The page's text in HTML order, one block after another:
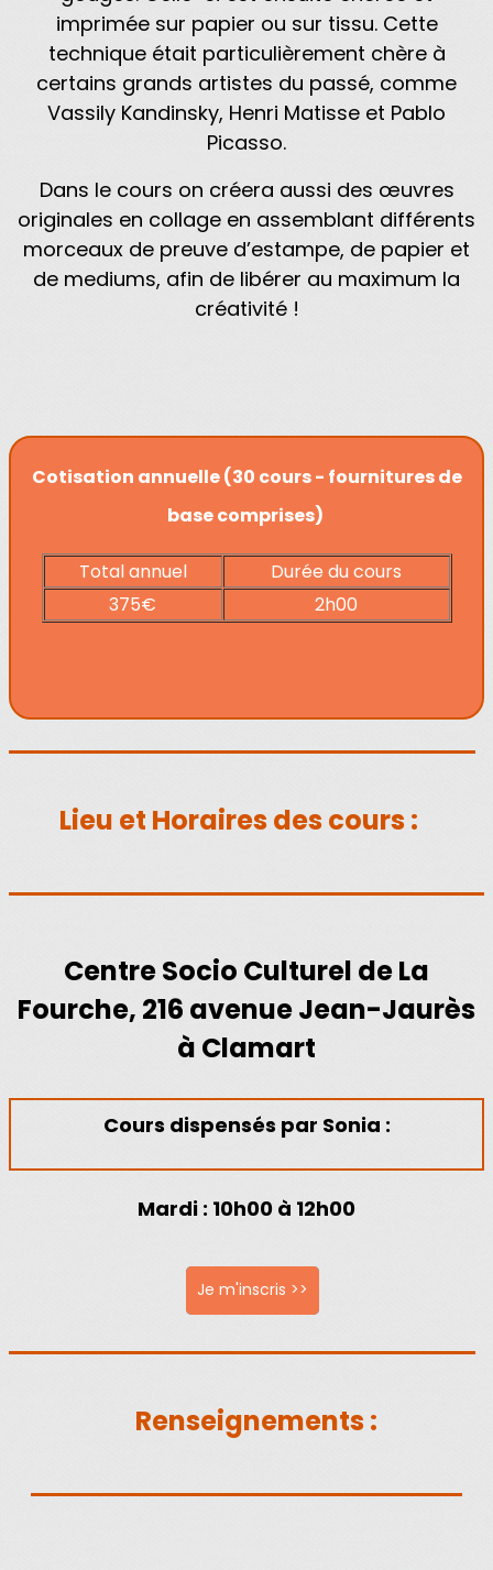
imprimée sur papier ou sur tissu. Cette
technique était particulièrement chère à
certains grands artistes du passé, comme
Vassily Kandinsky, Henri Matisse et Pablo
Picasso.
Dans le cours on créera aussi des œuvres
originales en collage en assemblant différents
morceaux de preuve d’estampe, de papier et
de mediums, afin de libérer au maximum la
créativité !
Cotisation annuelle (30 cours - fournitures de
base comprises)
Total annuel
Durée du cours
375€
2h00
Lieu et Horaires des cours :
Centre Socio Culturel de La
Fourche, 216 avenue Jean-Jaurès
à Clamart
Cours dispensés par Sonia :
Mardi : 10h00 à 12h00
Je m'inscris >>
Renseignements :